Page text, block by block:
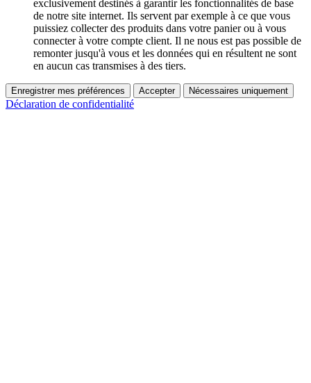
exclusivement destinés à garantir les fonctionnalités de base
de notre site internet. Ils servent par exemple à ce que vous
puissiez collecter des produits dans votre panier ou à vous
connecter à votre compte client. Il ne nous est pas possible de
remonter jusqu'à vous et les données qui en résultent ne sont
en aucun cas transmises à des tiers.
Enregistrer mes préférences Accepter Nécessaires uniquement
Déclaration de confidentialité